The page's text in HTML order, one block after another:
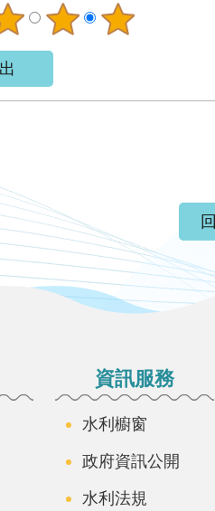
資訊服務
水利櫥窗
政府資訊公開
水利法規